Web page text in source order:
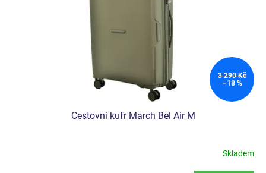
3 290 Kč
–18 %
Cestovní kufr March Bel Air M
Skladem